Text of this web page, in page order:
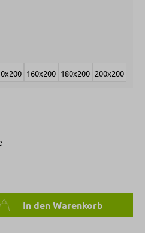
160x200 180x200 200x200
den
In den Warenkorb